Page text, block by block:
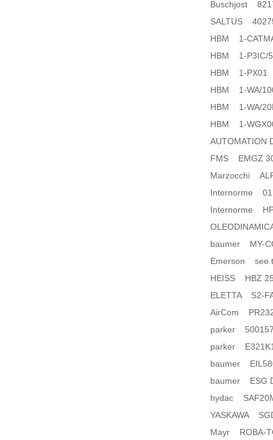
Buschjost
SALTUS
HBM 1-
HBM 1-P3IC/
HBM 1-PX01
HBM 1-WA/
HBM 1-WA/
HBM 1-
AUTOMATION
FMS EMGZ
Marzocchi
Internorme
Internorme
baumer MY-
Emerson see
HEISS HBZ
ELETTA S2-
AirCom
parker
parker
baumer
baumer ESG
hydac
YASKAWA
Mayr ROBA-